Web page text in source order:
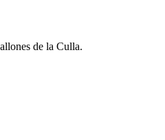
de la Culla.